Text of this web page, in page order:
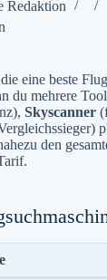
Redaktion
eine beste
du mehrere
Skyscanner
den